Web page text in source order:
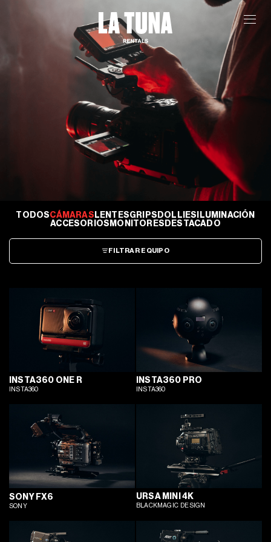
TODOSCÁMARAS LENTESGRIPS DOLLIES ILUMINACIÓN
ACCESORIOS MONITORES DESTACADO
FILTRAR EQUIPO
INSTA360 ONE R
INSTA360
INSTA360 PRO
INSTA360
SONY FX6
SONY
URSA MINI 4K
BLACKMAGIC DESIGN